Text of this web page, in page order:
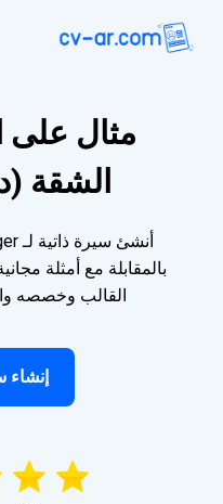
مثال على
الشقة
بالمقابلة مع أمثلة
القالب وخصصه
إنشاء